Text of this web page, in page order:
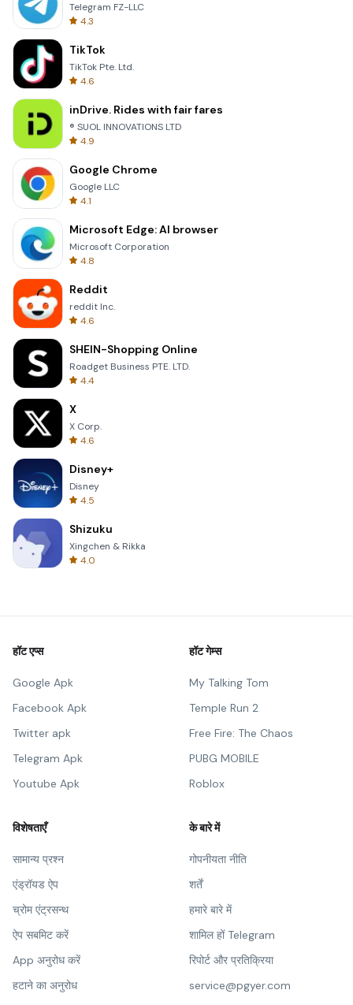
Telegram FZ-LLC
4.3
TikTok
TikTok Pte. Ltd.
4.6
inDrive. Rides with fair fares
® SUOL INNOVATIONS LTD
4.9
Google Chrome
Google LLC
4.1
Microsoft Edge: AI browser
Microsoft Corporation
4.8
Reddit
reddit Inc.
4.6
SHEIN-Shopping Online
Roadget Business PTE. LTD.
4.4
X
X Corp.
4.6
Disney+
Disney
4.5
Shizuku
Xingchen & Rikka
4.0
हॉट एप्स
Google Apk
Facebook Apk
Twitter apk
Telegram Apk
Youtube Apk
हॉट गेम्स
My Talking Tom
Temple Run 2
Free Fire: The Chaos
PUBG MOBILE
Roblox
विशेषताएँ
सामान्य प्रश्न
एंड्रॉयड ऐप
च्रोम एंट्रसन्थ
ऐप सबमिट करें
App अनुरोध करें
हटाने का अनुरोध
के बारे में
गोपनीयता नीति
शर्तें
हमारे बारे में
शामिल हों Telegram
रिपोर्ट और प्रतिक्रिया
service@pgyer.com